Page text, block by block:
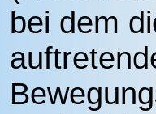
bei dem